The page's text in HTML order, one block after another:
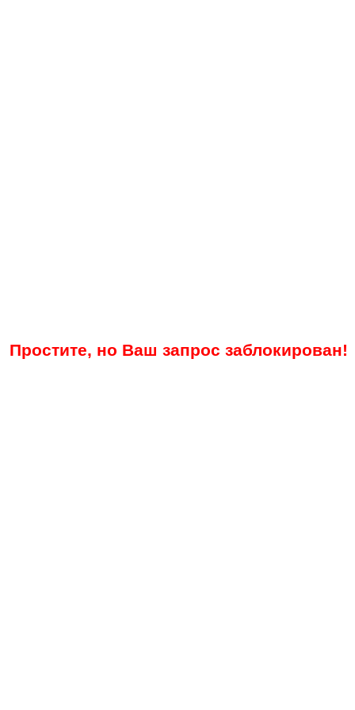
Простите, но Ваш запрос заблокирован!